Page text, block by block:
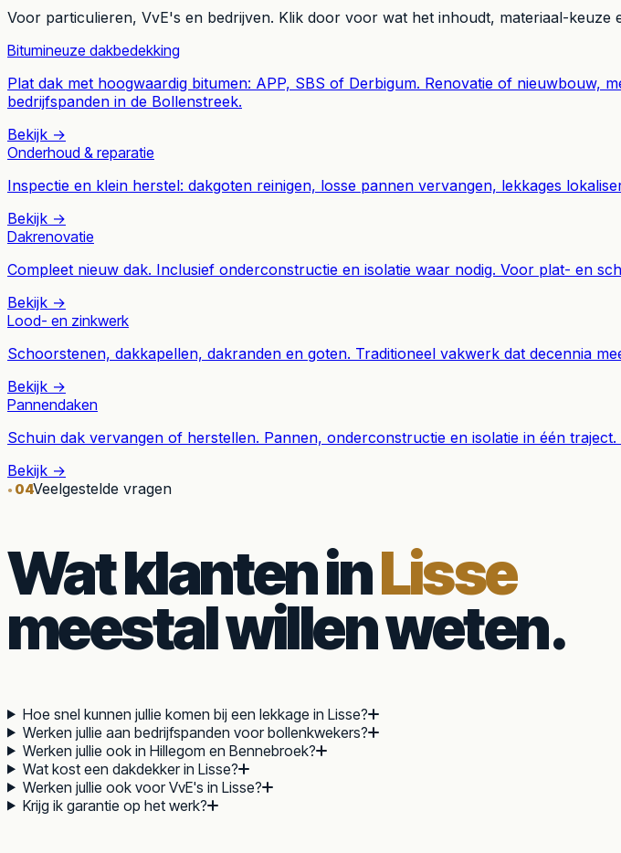
Voor particulieren, VvE's en bedrijven. Klik door voor wat het inhoudt, materiaal-keuze
Bitumineuze dakbedekking
Plat dak met hoogwaardig bitumen: APP, SBS of Derbigum. Renovatie of nieuwbouw,
bedrijfspanden in de Bollenstreek.
Bekijk →
Onderhoud & reparatie
Inspectie en klein herstel: dakgoten reinigen, losse pannen vervangen, lekkages
Bekijk →
Dakrenovatie
Compleet nieuw dak. Inclusief onderconstructie en isolatie waar nodig. Voor plat- en
Bekijk →
Lood- en zinkwerk
Schoorstenen, dakkapellen, dakranden en goten. Traditioneel vakwerk dat decennia
Bekijk →
Pannendaken
Schuin dak vervangen of herstellen. Pannen, onderconstructie en isolatie in één
Bekijk →
04Veelgestelde vragen
Wat klanten inLisse
meestal willen weten.
Hoe snel kunnen jullie komen bij een lekkage in Lisse?
Werken jullie aan bedrijfspanden voor bollenkwekers?
Werken jullie ook in Hillegom en Bennebroek?
Wat kost een dakdekker in Lisse?
Werken jullie ook voor VvE's in Lisse?
Krijg ik garantie op het werk?